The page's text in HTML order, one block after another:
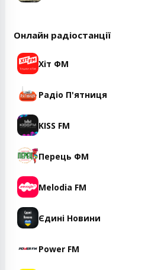
Онлайн радіостанції
Хіт ФМ
Радіо П'ятниця
KISS FM
Перець ФМ
Melodia FM
Єдині Новини
Power FM